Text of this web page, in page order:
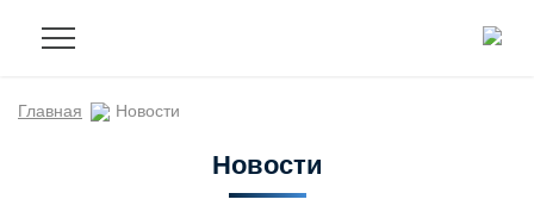
Главная Новости
Новости